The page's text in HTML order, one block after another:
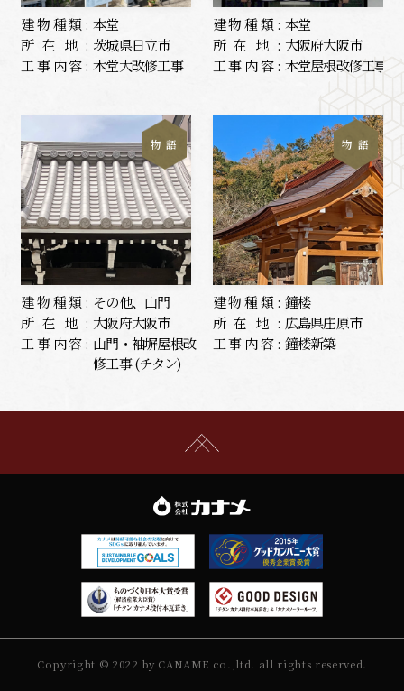
建物種類: 本堂
所在地: 茨城県日立市
工事内容: 本堂大改修工事
建物種類: 本堂
所在地: 大阪府大阪市
工事内容: 本堂屋根改修工事
物 語
建物種類: その他、山門
所在地: 大阪府大阪市
工事内容: 山門・袖塀屋根改
修工事 (チタン)
物 語
建物種類: 鐘楼
所在地: 広島県庄原市
工事内容: 鐘楼新築
Copyright © 2022 by CANAME co.,ltd. all rights reserved.